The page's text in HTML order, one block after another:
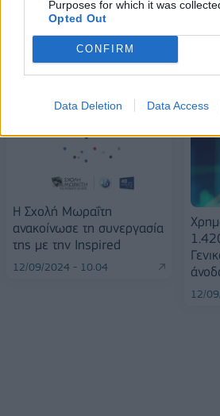
Purposes for which it was
Opted Out
CONFIRM
Data Deletion Data Access
ΠΕΡΙΣΣΌΤΕΡΑ ΣΕ ΑΥΤΉ
Η Σχολή Μωραΐτη
ανακοίνωσε τη συνεργασία
της με την Inspired
12/09/2024 - 10:04
12/